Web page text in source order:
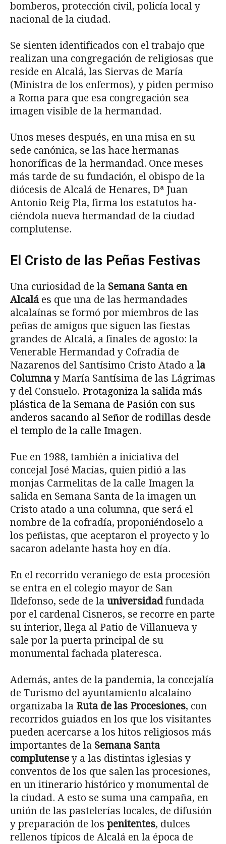
bomberos, protección civil, policía local y
nacional de la ciudad.
Se sienten identificados con el tra­bajo que
realizan una congregación de religiosas que
reside en Alcalá, las Siervas de María
(Ministra de los enfermos), y piden permiso
a Roma para que esa congregación sea
imagen visible de la hermandad.
Unos meses después, en una misa en su
sede canónica, se las hace hermanas
honoríficas de la hermandad. Once meses
más tarde de su fundación, el obispo de la
diócesis de Alcalá de Henares, Dª Juan
Antonio Reig Pla, firma los estatutos ha­
ciéndola nueva hermandad de la ciudad
complutense.
El Cristo de las Peñas Festivas
Una curiosidad de la Semana Santa en
Alcalá es que una de las hermandades
alcalaínas se formó por miembros de las
peñas de amigos que siguen las fiestas
grandes de Alcalá, a finales de agosto: la
Venerable Hermandad y Cofradía de
Nazarenos del Santísimo Cristo Atado a la
Columnay María Santísima de las Lágrimas
y del Consuelo. Protagoniza la salida más
plástica de la Semana de Pasión con sus
anderos sacando al Señor de rodillas desde
el templo de la calle Imagen.
Fue en 1988, también a iniciativa del
concejal José Macías, quien pidió a las
monjas Carmelitas de la calle Imagen la
salida en Semana Santa de la imagen un
Cristo atado a una columna, que será el
nombre de la cofradía, proponiéndoselo a
los peñistas, que aceptaron el proyecto y lo
sacaron adelante hasta hoy en día.
En el recorrido veraniego de esta procesión
se entra en el colegio mayor de San
Ildefonso, sede de la universidadfundada
por el cardenal Cisneros, se recorre en parte
su interior, llega al Patio de Villanueva y
sale por la puerta principal de su
monumental fachada plateresca.
Además, antes de la pandemia, la concejalía
de Turismo del ayuntamiento alcalaíno
organizaba la Ruta de las Procesiones, con
recorridos guiados en los que los visitantes
pueden acercarse a los hitos religiosos más
importantes de la Semana Santa
complutensey a las distintas iglesias y
conventos de los que salen las procesiones,
en un itinerario histórico y monumental de
la ciudad. A esto se suma una campaña, en
unión de las pastelerías locales, de difusión
y preparación de los penitentes, dulces
rellenos típicos de Alcalá en la época de